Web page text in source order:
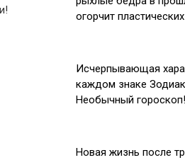
огорчит
Исчерпывающая
каждом знаке
Необычный гороскоп!
Новая жизнь после